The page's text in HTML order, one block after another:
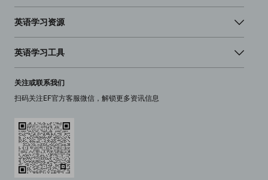
英语学习资源
英语学习工具
关注或联系我们
扫码关注EF官方客服微信，解锁更多资讯信息